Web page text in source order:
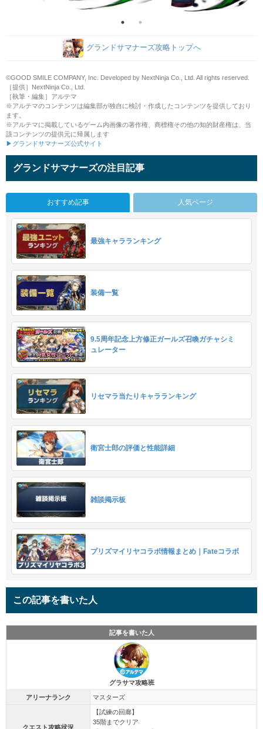
グランドサマナーズ攻略トップへ
©GOOD SMILE COMPANY, Inc. Developed by NextNinja Co., Ltd. All rights reserved.
［提供］NextNinja Co., Ltd.
［執筆・編集］アルテマ
※アルテマのコンテンツは編集部が独自に検討・作成したコンテンツを提供しており
ます。
※アルテマに掲載しているゲーム内画像の著作権、商標権その他の知的財産権は、当
該コンテンツの提供元に帰属します
▶グランドサマナーズ公式サイト
グランドサマナーズの注目記事
おすすめ記事 人気ページ
最強キャラランキング
装備一覧
9.5周年記念上方修正ガールズ召喚ガチャシミ
ュレーター
リセマラ当たりキャラランキング
衛宮士郎の評価と性能詳細
雑談掲示板
プリズマイリヤコラボ情報まとめ｜Fateコラボ
この記事を書いた人
記事を書いた人
グラサマ攻略班
アリーナランク マスターズ
クエスト攻略状況
【試練の回廊】
35階までクリア